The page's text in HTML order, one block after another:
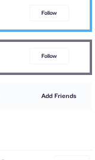
Follow
Follow
Add Friends